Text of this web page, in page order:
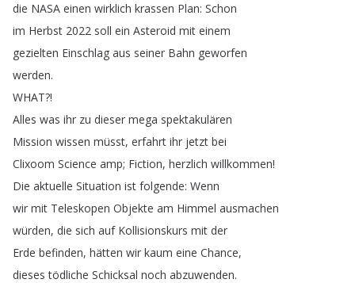
die NASA einen wirklich krassen Plan: Schon
im Herbst 2022 soll ein Asteroid mit einem
gezielten Einschlag aus seiner Bahn geworfen
werden.
WHAT?!
Alles was ihr zu dieser mega spektakulären
Mission wissen müsst, erfahrt ihr jetzt bei
Clixoom Science amp; Fiction, herzlich willkommen!
Die aktuelle Situation ist folgende: Wenn
wir mit Teleskopen Objekte am Himmel ausmachen
würden, die sich auf Kollisionskurs mit der
Erde befinden, hätten wir kaum eine Chance,
dieses tödliche Schicksal noch abzuwenden.